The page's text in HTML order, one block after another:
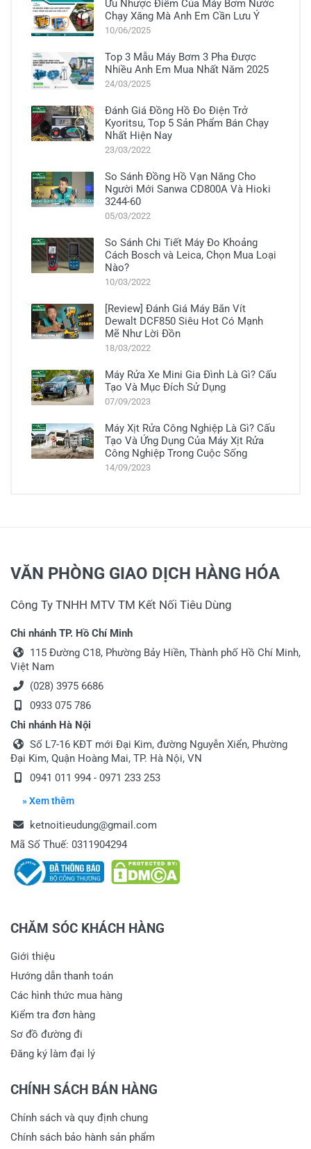
Ưu Nhược Điểm Của Máy Bơm Nước
Chạy Xăng Mà Anh Em Cần Lưu Ý
10/06/2025
Top 3 Mẫu Máy Bơm 3 Pha Được
Nhiều Anh Em Mua Nhất Năm 2025
24/03/2025
Đánh Giá Đồng Hồ Đo Điện Trở
Kyoritsu, Top 5 Sản Phẩm Bán Chạy
Nhất Hiện Nay
23/03/2022
So Sánh Đồng Hồ Vạn Năng Cho
Người Mới Sanwa CD800A Và Hioki
3244-60
05/03/2022
So Sánh Chi Tiết Máy Đo Khoảng
Cách Bosch và Leica, Chọn Mua Loại
Nào?
10/03/2022
[Review] Đánh Giá Máy Bắn Vít
Dewalt DCF850 Siêu Hot Có Mạnh
Mẽ Như Lời Đồn
18/03/2022
Máy Rửa Xe Mini Gia Đình Là Gì? Cấu
Tạo Và Mục Đích Sử Dụng
07/09/2023
Máy Xịt Rửa Công Nghiệp Là Gì? Cấu
Tạo Và Ứng Dụng Của Máy Xịt Rửa
Công Nghiệp Trong Cuộc Sống
14/09/2023
VĂN PHÒNG GIAO DỊCH HÀNG HÓA
Công Ty TNHH MTV TM Kết Nối Tiêu Dùng
Chi nhánh TP. Hồ Chí Minh
115 Đường C18, Phường Bảy Hiền, Thành phố Hồ Chí Minh,
Việt Nam
(028) 3975 6686
0933 075 786
Chi nhánh Hà Nội
Số L7-16 KĐT mới Đại Kim, đường Nguyễn Xiển, Phường
Đại Kim, Quận Hoàng Mai, TP. Hà Nội, VN
0941 011 994 - 0971 233 253
» Xem thêm
ketnoitieudung@gmail.com
Mã Số Thuế: 0311904294
CHĂM SÓC KHÁCH HÀNG
Giới thiệu
Hướng dẫn thanh toán
Các hình thức mua hàng
Kiểm tra đơn hàng
Sơ đồ đường đi
Đăng ký làm đại lý
CHÍNH SÁCH BÁN HÀNG
Chính sách và quy định chung
Chính sách bảo hành sản phẩm